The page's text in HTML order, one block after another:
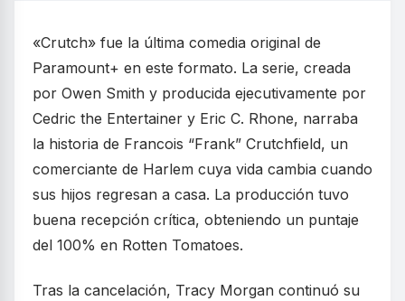
«Crutch» fue la última comedia original de
Paramount+ en este formato. La serie, creada
por Owen Smith y producida ejecutivamente por
Cedric the Entertainer y Eric C. Rhone, narraba
la historia de Francois “Frank” Crutchfield, un
comerciante de Harlem cuya vida cambia cuando
sus hijos regresan a casa. La producción tuvo
buena recepción crítica, obteniendo un puntaje
del 100% en Rotten Tomatoes.
Tras la cancelación, Tracy Morgan continuó su